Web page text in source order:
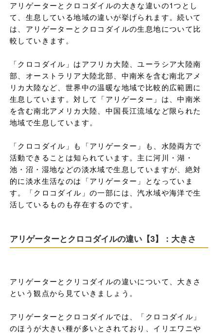
アリゲーターとクロコダイルの大きな違いの1つとし
て、生息している地域の違いが挙げられます。続いて
は、アリゲーターとクロコダイルの生息地について比
較していきます。
「クロコダイル」はアフリカ大陸、ユーラシア大陸南
部、オーストラリア大陸北部、中南米を含む南北アメ
リカ大陸など、世界中の温暖な地域で比較的広範囲に
生息しています。対して「アリゲーター」は、中南米
を含む南北アメリカ大陸、中国長江流域など限られた
地域で生息しています。
「クロコダイル」も「アリゲーター」も、水陸両方で
活動できることは知られています。主に河川・湖・
池・沼・湿地などの淡水域で生息していますが、絶対
的に淡水生活なのは「アリゲーター」となっていま
す。「クロコダイル」の一部には、汽水域や海洋で生
活しているものも存在するのです。
アリゲーターとクロコダイルの違い【3】：大きさ
アリゲーターとクリコダイルの違いについて、大きさ
という観点から見ていきましょう。
アリゲーターとクロコダイルでは、「クロコダイル」
のほうが大きい種が多いとされており、イリエワニや